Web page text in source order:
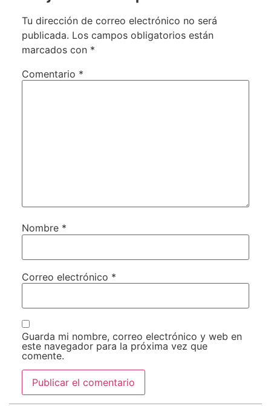
Tu dirección de correo electrónico no será
publicada. Los campos obligatorios están
marcados con *
Comentario *
Nombre *
Correo electrónico *
Guarda mi nombre, correo electrónico y web en
este navegador para la próxima vez que
comente.